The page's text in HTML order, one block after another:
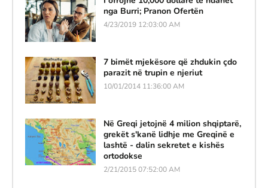
nga Burri; Pranon Ofertën
4/23/2019 12:03:00 AM
7 bimët mjekësore që zhdukin çdo
parazit në trupin e njeriut
10/01/2014 11:36:00 AM
Në Greqi jetojnë 4 milion shqiptarë,
grekët s'kanë lidhje me Greqinë e
lashtë - dalin sekretet e kishës
ortodokse
2/21/2015 07:52:00 AM